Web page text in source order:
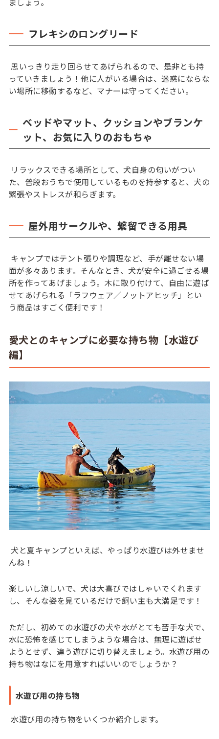
フレキシのロングリード
思いっきり走り回らせてあげられるので、是非とも持
っていきましょう！他に人がいる場合は、迷惑にならな
い場所に移動するなど、マナーは守ってください。
ベッドやマット、クッションやブランケ
ット、お気に入りのおもちゃ
リラックスできる場所として、犬自身の匂いがつい
た、普段おうちで使用しているものを持参すると、犬の
緊張やストレスが和らぎます。
屋外用サークルや、繋留できる用具
キャンプではテント張りや調理など、手が離せない場
面が多々あります。そんなとき、犬が安全に過ごせる場
所を作ってあげましょう。木に取り付けて、自由に遊ば
せてあげられる「ラフウェア／ノットアヒッチ」とい
う商品はすごく便利です！
愛犬とのキャンプに必要な持ち物【水遊び
編】
犬と夏キャンプといえば、やっぱり水遊びは外せませ
んね！
楽しいし涼しいで、犬は大喜びではしゃいでくれます
し、そんな姿を見ているだけで飼い主も大満足です！
ただし、初めての水遊びの犬や水がとても苦手な犬で、
水に恐怖を感じてしまうような場合は、無理に遊ばせ
ようとせず、違う遊びに切り替えましょう。水遊び用の
持ち物はなにを用意すればいいのでしょうか？
水遊び用の持ち物
水遊び用の持ち物をいくつか紹介します。